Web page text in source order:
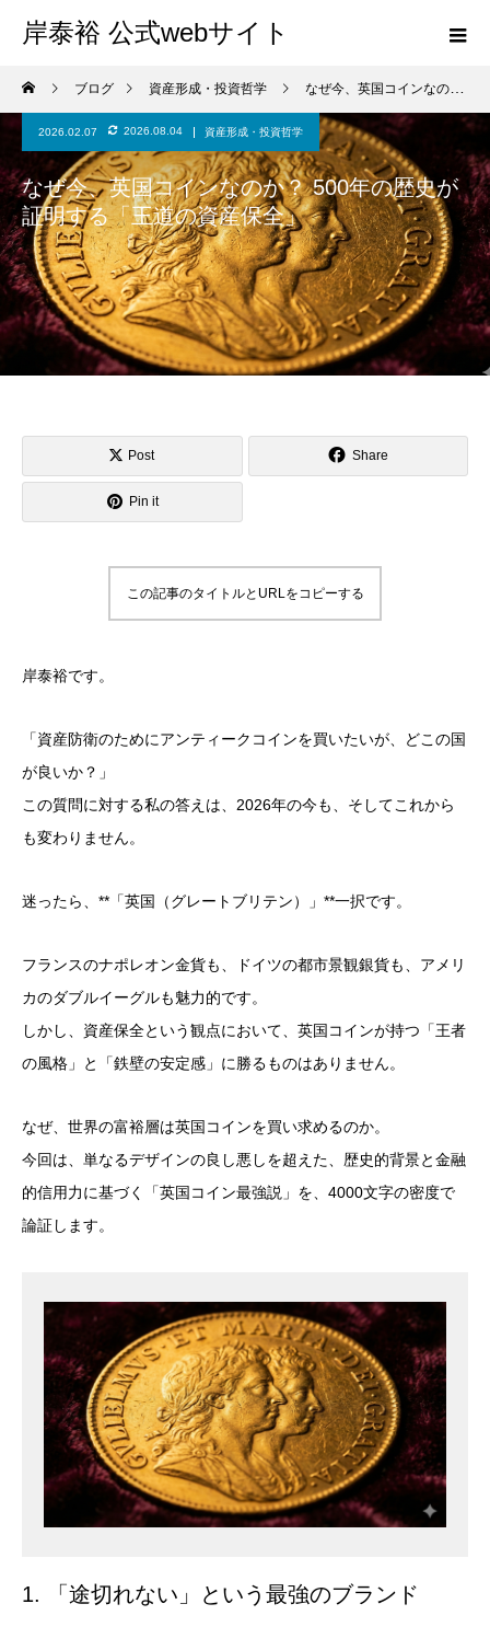
岸泰裕 公式webサイト
ブログ 資産形成・投資哲学 なぜ今、英国コインなのか？ 500年の歴史が証明する「王道の資産保全」
2026.02.07 2026.08.04 資産形成・投資哲学
なぜ今、英国コインなのか？ 500年の歴史が
証明する「王道の資産保全」
Post Share
Pin it
この記事のタイトルとURLをコピーする
岸泰裕です。
「資産防衛のためにアンティークコインを買いたいが、どこの国
が良いか？」
この質問に対する私の答えは、2026年の今も、そしてこれから
も変わりません。
迷ったら、**「英国（グレートブリテン）」**一択です。
フランスのナポレオン金貨も、ドイツの都市景観銀貨も、アメリ
カのダブルイーグルも魅力的です。
しかし、資産保全という観点において、英国コインが持つ「王者
の風格」と「鉄壁の安定感」に勝るものはありません。
なぜ、世界の富裕層は英国コインを買い求めるのか。
今回は、単なるデザインの良し悪しを超えた、歴史的背景と金融
的信用力に基づく「英国コイン最強説」を、4000文字の密度で
論証します。
1. 「途切れない」という最強のブランド